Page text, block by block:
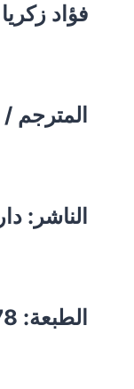
فؤاد زكريا
المترجم
الناشر:
الطبعة: 1978